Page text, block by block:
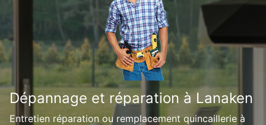
Dépannage et réparation à Lanaken
Entretien réparation ou remplacement quincaillerie à